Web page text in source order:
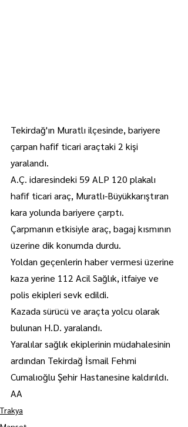
Tekirdağ'ın Muratlı ilçesinde, bariyere
çarpan hafif ticari araçtaki 2 kişi
yaralandı.
A.Ç. idaresindeki 59 ALP 120 plakalı
hafif ticari araç, Muratlı-Büyükkarıştıran
kara yolunda bariyere çarptı.
Çarpmanın etkisiyle araç, bagaj kısmının
üzerine dik konumda durdu.
Yoldan geçenlerin haber vermesi üzerine
kaza yerine 112 Acil Sağlık, itfaiye ve
polis ekipleri sevk edildi.
Kazada sürücü ve araçta yolcu olarak
bulunan H.D. yaralandı.
Yaralılar sağlık ekiplerinin müdahalesinin
ardından Tekirdağ İsmail Fehmi
Cumalıoğlu Şehir Hastanesine kaldırıldı.
AA
Trakya